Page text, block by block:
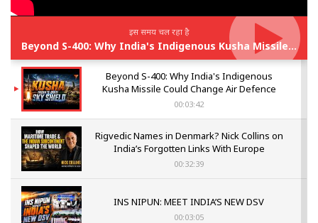
इस समय चल रहा है
Beyond S-400: Why India's Indigenous Kusha Missile Could Change Air Defence
Beyond S-400: Why India's Indigenous
Kusha Missile Could Change Air Defence
00:03:42
Rigvedic Names in Denmark? Nick Collins on
India’s Forgotten Links With Europe
00:32:39
INS NIPUN: MEET INDIA’S NEW DSV
00:03:05